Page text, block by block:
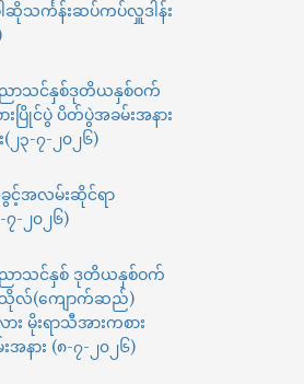
ဆိုသင်္ကန်းဆပ်ကပ်လှူဒါန်း
ညာသင်နှစ်ဒုတိယနှစ်ဝက်
းပြိုင်ပွဲ ပိတ်ပွဲအခမ်းအနား
၂၃-၇-၂၀၂၆)
အလမ်းဆိုင်ရာ
၇-၂၀၂၆)
ညာသင်နှစ် ဒုတိယနှစ်ဝက်
သိုလ်(ကျောက်ဆည်)
ား မိုးရာသီအားကစား
အနား (၈-၇-၂၀၂၆)